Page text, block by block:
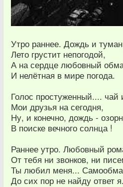
Утро раннее. Дождь и
Лето грустит непогодой,
А на сердце любовный
И нелётная в мире погода.
Голос простуженный.... чай
Мои друзья на сегодня,
Ну, и конечно, дождь -
В поиске вечного солнца !
Раннее утро. Любовный
От тебя ни звонков, ни
Ты любил меня...
До сих пор не найду ответ